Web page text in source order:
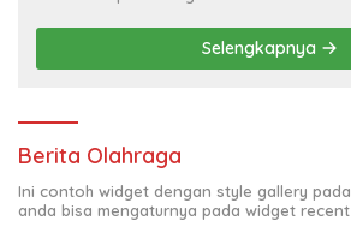
Selengkapnya
Berita Olahraga
Ini contoh widget dengan style gallery
anda bisa mengaturnya pada widget